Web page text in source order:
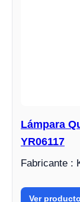
Lámpara
YR06117
Fabricante :
Ver producto